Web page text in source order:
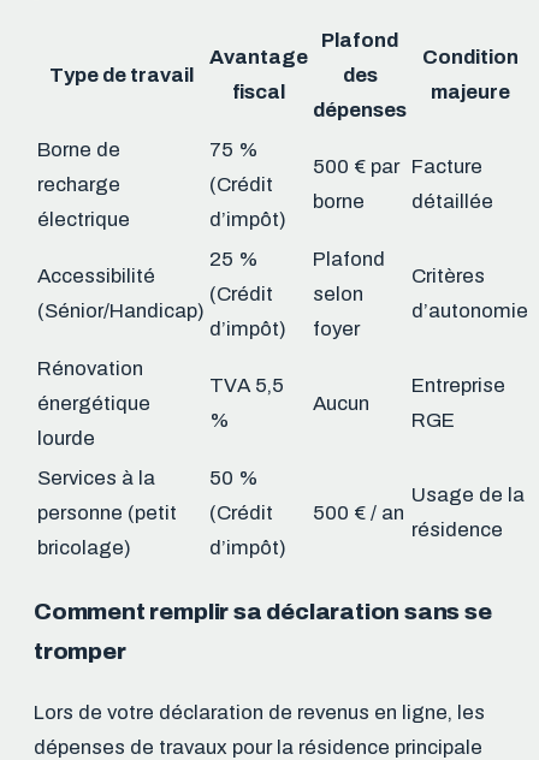
Type de travail
Avantage
fiscal
Plafond
des
dépenses
Condition
majeure
Borne de
recharge
électrique
75 %
(Crédit
d’impôt)
500 € par
borne
Facture
détaillée
Accessibilité
(Sénior/Handicap)
25 %
(Crédit
d’impôt)
Plafond
selon
foyer
Critères
d’autonomie
Rénovation
énergétique
lourde
TVA 5,5
%
Aucun
Entreprise
RGE
Services à la
personne (petit
bricolage)
50 %
(Crédit
d’impôt)
500 € / an
Usage de la
résidence
Comment remplir sa déclaration sans se
tromper
Lors de votre déclaration de revenus en ligne, les
dépenses de travaux pour la résidence principale